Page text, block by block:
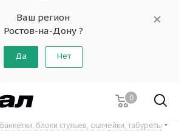
Ваш регион
Ростов-на-Дону ?
Да Нет
0
Банкетки, блоки стульев, скамейки, табуреты